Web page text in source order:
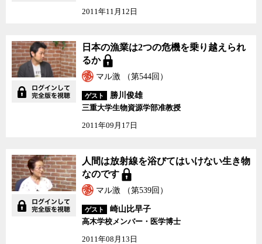
2011年11月12日
日本の漁業は2つの危機
を乗り越えられるか
日本の漁業は2つの危機を乗り越えられ
るか
マル激 （第544回）
ゲスト
勝川俊雄
三重大学生物資源学部准教授
2011年09月17日
人間は放射線を浴びては
いけない生き物なのです
人間は放射線を浴びてはいけない生き物
なのです
マル激 （第539回）
ゲスト
崎山比早子
高木学校メンバー・医学博士
2011年08月13日